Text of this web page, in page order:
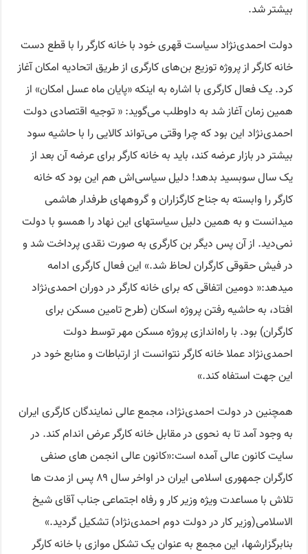
بیشتر شد.
دولت احمدی‌نژاد سیاست قهری خود با خانه کارگر را با قطع دست
خانه کارگر از پروژه توزیع بن‌های کارگری از طریق اتحادیه امکان آغاز
کرد. یک فعال کارگری با اشاره به اینکه «پایان ماه عسل امکان» از
همین زمان آغاز شد به داوطلب می‌گوید: « توجیه اقتصادی دولت
احمدی‌نژاد این بود که چرا وقتی می‌تواند کالایی را با حاشیه سود
بیشتر در بازار عرضه کند، باید به خانه کارگر برای عرضه آن بعد از
یک سال سوبسید بدهد! دلیل سیاسی‌اش هم این بود که خانه
کارگر را وابسته به جناح کارگزاران و گروههای طرفدار هاشمی
میدانست و به همین دلیل سیاستهای این نهاد را همسو با دولت
نمی‌دید. از آن پس دیگر بن کارگری به صورت نقدی پرداخت شد و
در فیش حقوقی کارگران لحاظ شد.» این فعال کارگری ادامه
میدهد:« دومین اتفاقی که برای خانه کارگر در دوران احمدی‌نژاد
افتاد، به حاشیه رفتن پروژه اسکان (طرح تامین مسکن برای
کارگران) بود. با راه‌اندازی پروژه مسکن مهر توسط دولت
احمدی‌نژاد عملا خانه کارگر نتوانست از ارتباطات و منابع خود در
این جهت استفاه کند.»
همچنین در دولت احمدی‌نژاد، مجمع عالی نمایندگان کارگری ایران
به وجود آمد تا به نحوی در مقابل خانه کارگر عرض اندام کند. در
سایت کانون عالی آمده است:«کانون عالی انجمن های صنفی
کارگران جمهوری اسلامی ایران در اواخر سال ۸۹ پس از مدت ها
تلاش با مساعدت ویژه وزیر کار و رفاه اجتماعی جناب آقای شیخ
الاسلامی(وزیر کار در دولت دوم احمدی‌نژاد) تشکیل گردید.»
بنابرگزارشها، این مجمع به عنوان یک تشکل موازی با خانه کارگر